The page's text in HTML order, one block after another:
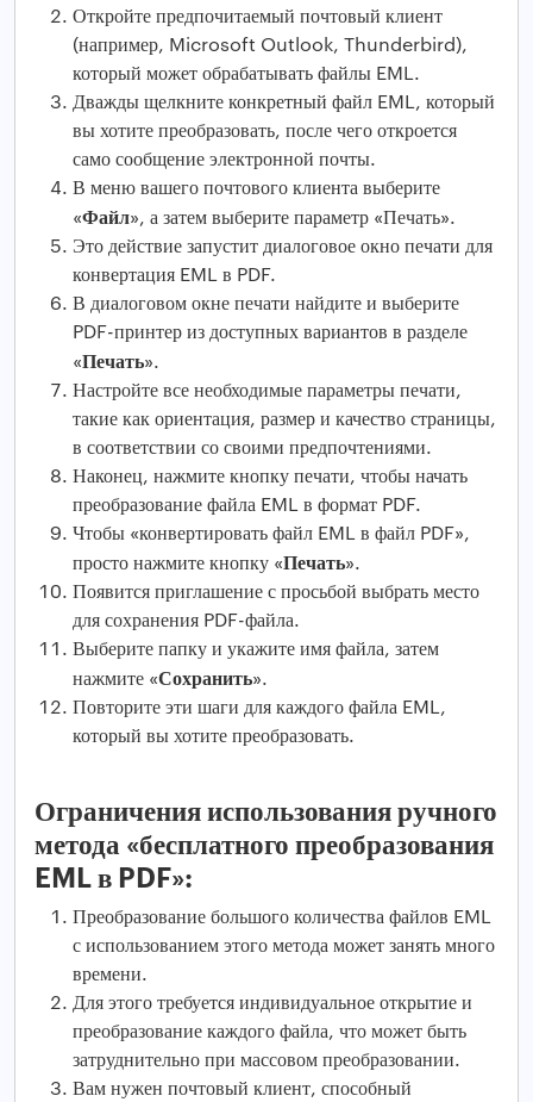
Откройте предпочитаемый почтовый клиент
(например, Microsoft Outlook, Thunderbird),
который может обрабатывать файлы EML.
Дважды щелкните конкретный файл EML, который
вы хотите преобразовать, после чего откроется
само сообщение электронной почты.
В меню вашего почтового клиента выберите
«Файл», а затем выберите параметр «Печать».
Это действие запустит диалоговое окно печати для
конвертация EML в PDF.
В диалоговом окне печати найдите и выберите
PDF-принтер из доступных вариантов в разделе
«Печать».
Настройте все необходимые параметры печати,
такие как ориентация, размер и качество страницы,
в соответствии со своими предпочтениями.
Наконец, нажмите кнопку печати, чтобы начать
преобразование файла EML в формат PDF.
Чтобы «конвертировать файл EML в файл PDF»,
просто нажмите кнопку «Печать».
Появится приглашение с просьбой выбрать место
для сохранения PDF-файла.
Выберите папку и укажите имя файла, затем
нажмите «Сохранить».
Повторите эти шаги для каждого файла EML,
который вы хотите преобразовать.
Ограничения использования ручного
метода «бесплатного преобразования
EML в PDF»:
Преобразование большого количества файлов EML
с использованием этого метода может занять много
времени.
Для этого требуется индивидуальное открытие и
преобразование каждого файла, что может быть
затруднительно при массовом преобразовании.
Вам нужен почтовый клиент, способный